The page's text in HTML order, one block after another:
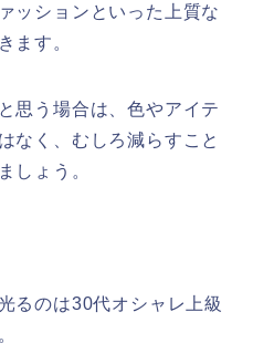
ッションといった上質な
ます。
思う場合は、色やアイテ
なく、むしろ減らすこと
しょう。
るのは30代オシャレ上級